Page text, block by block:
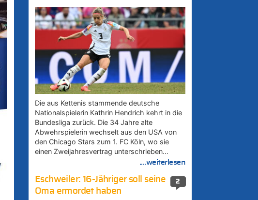
Die aus Kettenis stammende deutsche
Nationalspielerin Kathrin Hendrich kehrt in die
Bundesliga zurück. Die 34 Jahre alte
Abwehrspielerin wechselt aus den USA von
den Chicago Stars zum 1. FC Köln, wo sie
einen Zweijahresvertrag unterschrieben…
....weiterlesen
2
Eschweiler: 16-Jähriger soll seine
Oma ermordet haben